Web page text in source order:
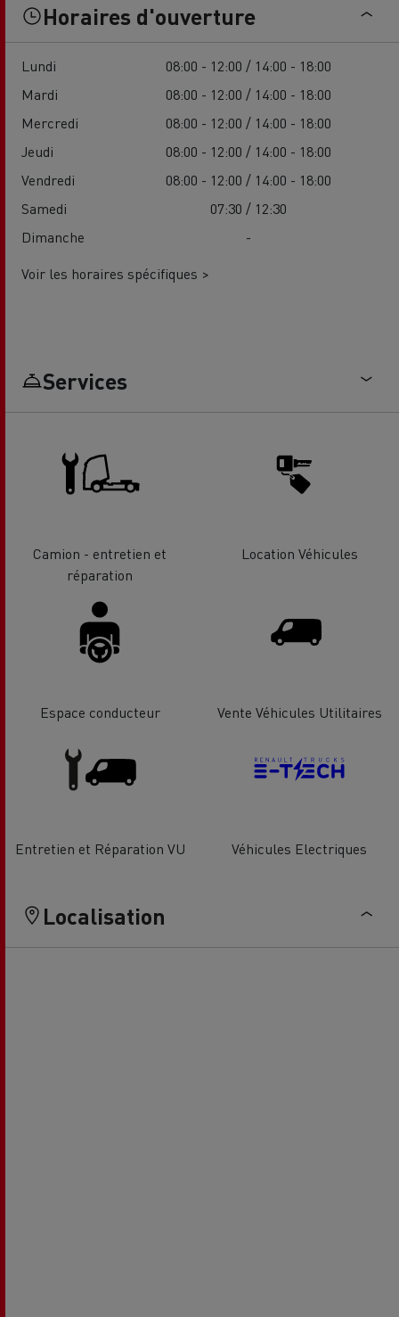
Horaires d'ouverture
Lundi
08:00 - 12:00 / 14:00 - 18:00
Mardi
08:00 - 12:00 / 14:00 - 18:00
Mercredi
08:00 - 12:00 / 14:00 - 18:00
Jeudi
08:00 - 12:00 / 14:00 - 18:00
Vendredi
08:00 - 12:00 / 14:00 - 18:00
Samedi
07:30 / 12:30
Dimanche
-
Voir les horaires spécifiques >
Services
Camion - entretien et
réparation
Location Véhicules
Espace conducteur Vente Véhicules Utilitaires
Entretien et Réparation VU Véhicules Electriques
Localisation